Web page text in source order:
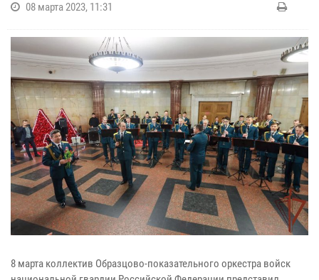
08 марта 2023, 11:31
8 марта коллектив Образцово-показательного оркестра войск